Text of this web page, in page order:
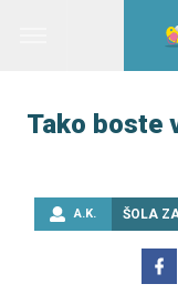
Tako boste
A.K. ŠOLA